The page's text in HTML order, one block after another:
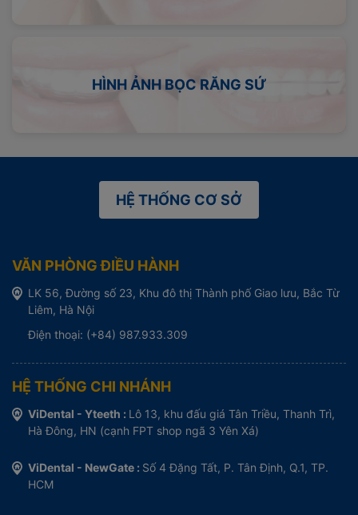
HÌNH ẢNH BỌC RĂNG SỨ
HỆ THỐNG CƠ SỞ
VĂN PHÒNG ĐIỀU HÀNH
LK 56, Đường số 23, Khu đô thị Thành phố Giao lưu, Bắc Từ
Liêm, Hà Nội
Điện thoại: (+84) 987.933.309
HỆ THỐNG CHI NHÁNH
ViDental - Yteeth : Lô 13, khu đấu giá Tân Triều, Thanh Trì,
Hà Đông, HN (cạnh FPT shop ngã 3 Yên Xá)
ViDental - NewGate : Số 4 Đặng Tất, P. Tân Định, Q.1, TP.
HCM